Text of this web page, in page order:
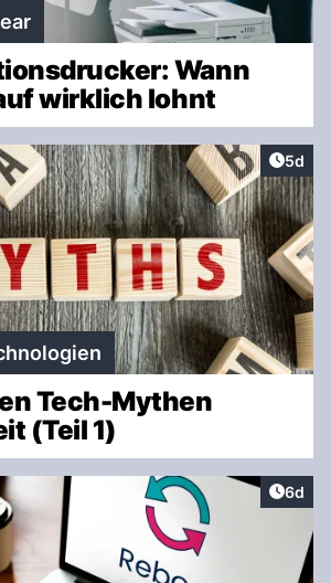
Wann
wirklich lohnt
5d
Tech-Mythen
(Teil 1)
6d